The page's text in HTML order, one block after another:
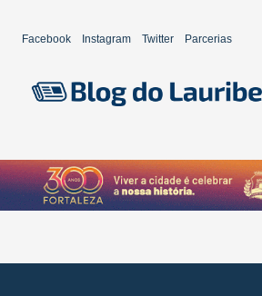
Facebook Instagram Twitter Parcerias